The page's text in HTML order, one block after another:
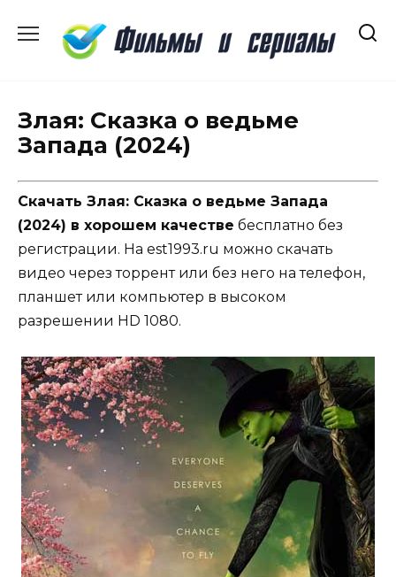
содержанию
Злая: Сказка о ведьме
Запада (2024)
Скачать Злая: Сказка о ведьме Запада
(2024) в хорошем качестве бесплатно без
регистрации. На est1993.ru можно скачать
видео через торрент или без него на телефон,
планшет или компьютер в высоком
разрешении HD 1080.